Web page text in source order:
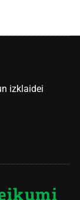
izklaidei